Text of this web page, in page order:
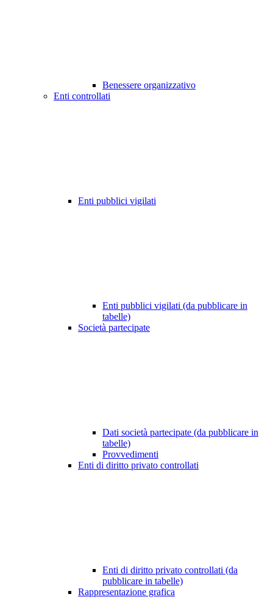
Benessere organizzativo
Enti controllati
Enti pubblici vigilati
Enti pubblici vigilati (da pubblicare in
tabelle)
Società partecipate
Dati società partecipate (da pubblicare in
tabelle)
Provvedimenti
Enti di diritto privato controllati
Enti di diritto privato controllati (da
pubblicare in tabelle)
Rappresentazione grafica